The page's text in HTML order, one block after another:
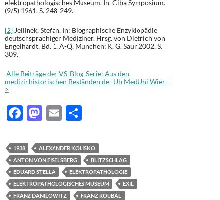
elektropathologisches Museum. In: Ciba Symposium.
(9/5) 1961. S. 248-249.
[2] Jellinek, Stefan. In: Biographische Enzyklopädie
deutschsprachiger Mediziner. Hrsg. von Dietrich von
Engelhardt. Bd. 1. A-Q. München: K. G. Saur 2002. S.
309.
Alle Beiträge der VS-Blog-Serie: Aus den
medizinhistorischen Beständen der Ub MedUni Wien–
>
F
e
b
o
o
M
to
d
o
n
E
ail le
n
1938
ALEXANDER KOLISKO
ANTON VON EISELSBERG
BLITZSCHLAG
EDUARD STELLA
ELEKTROPATHOLOGIE
ELEKTROPATHOLOGISCHES MUSEUM
EXIL
FRANZ DANILOWITZ
FRANZ ROUBAL